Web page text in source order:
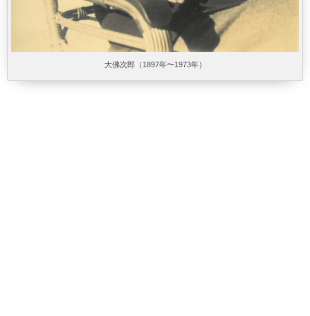
大佛次郎（1897年〜1973年）